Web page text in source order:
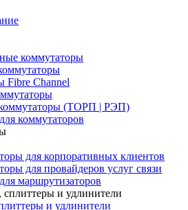
коммутаторы
Fibre Channel
(ТОРП | РЭП)
коммутаторов
для корпоративных клиентов
для провайдеров услуг связи
маршрутизаторов
и удлинители